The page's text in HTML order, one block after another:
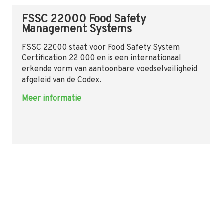
FSSC 22000 Food Safety
Management Systems
FSSC 22000 staat voor Food Safety System
Certification 22 000 en is een internationaal
erkende vorm van aantoonbare voedselveiligheid
afgeleid van de Codex.
Meer informatie